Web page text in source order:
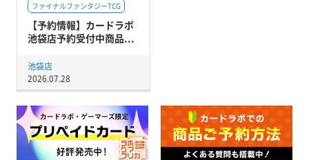
ファイナルファンタジーTCG
【予約情報】カードラボ
池袋店予約受付中商品...
池袋店
2026.07.28